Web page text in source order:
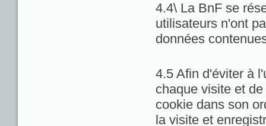
4.4\ La BnF se
utilisateurs n'ont
données
4.5 Afin d'éviter à
chaque visite et
cookie dans son
la visite et